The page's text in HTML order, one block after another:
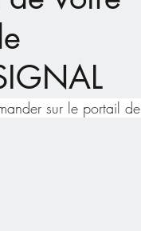
sur le portail de